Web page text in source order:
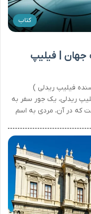
کتاب
| فیلیپ
فیلیپ ریدلی )
ریدلی، یک جور سفر به
که در آن، مردی به اسم